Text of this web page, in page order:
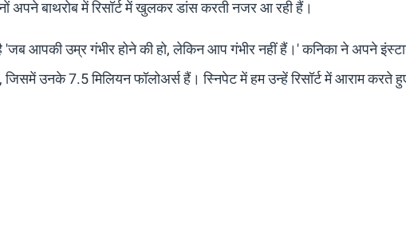
अपने बाथरोब में रिसॉर्ट में खुलकर डांस करती नजर आ रही हैं।
'जब आपकी उम्र गंभीर होने की हो, लेकिन आप गंभीर नहीं हैं।' कनिका ने अपने
जिसमें उनके 7.5 मिलियन फॉलोअर्स हैं। स्निपेट में हम उन्हें रिसॉर्ट में आराम